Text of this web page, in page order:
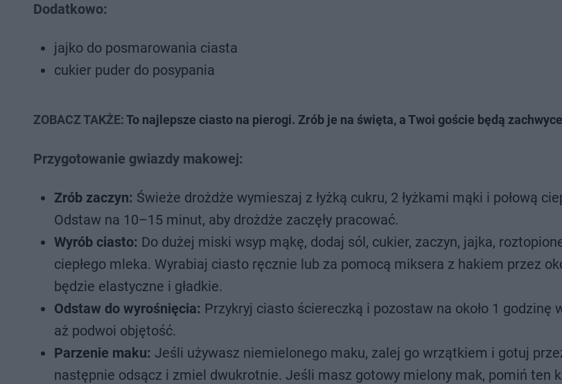
Dodatkowo:
jajko do posmarowania ciasta
cukier puder do posypania
ZOBACZ TAKŻE:To najlepsze ciasto na pierogi. Zrób je na święta, a Twoi goście będą
Przygotowanie gwiazdy makowej:
Zrób zaczyn: Świeże drożdże wymieszaj z łyżką cukru, 2 łyżkami mąki i połową
Odstaw na 10–15 minut, aby drożdże zaczęły pracować.
Wyrób ciasto: Do dużej miski wsyp mąkę, dodaj sól, cukier, zaczyn, jajka,
ciepłego mleka. Wyrabiaj ciasto ręcznie lub za pomocą miksera z hakiem przez
będzie elastyczne i gładkie.
Odstaw do wyrośnięcia: Przykryj ciasto ściereczką i pozostaw na około 1 godzinę
aż podwoi objętość.
Parzenie maku: Jeśli używasz niemielonego maku, zalej go wrzątkiem i gotuj
następnie odsącz i zmiel dwukrotnie. Jeśli masz gotowy mielony mak, pomiń ten